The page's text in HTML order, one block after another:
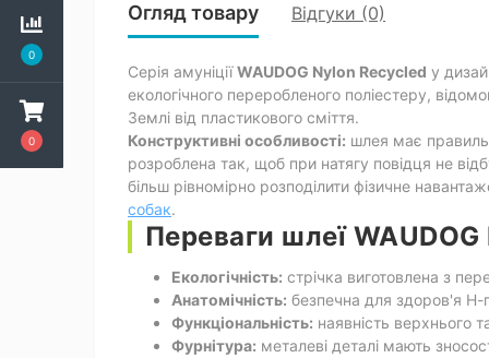
0
0
Огляд товару Відгуки (0)
Серія амуніціїWAUDOG Nylon Recycled у
екологічного переробленого поліестеру,
Землі від пластикового сміття.
Конструктивні особливості: шлея має
розроблена так, щоб при натягу повідця не
більш рівномірно розподілити фізичне
собак.
Переваги шлеї
Екологічність: стрічка виготовлена з
Анатомічність: безпечна для здоров'я Н-
Функціональність: наявність верхнього
Фурнітура: металеві деталі мають